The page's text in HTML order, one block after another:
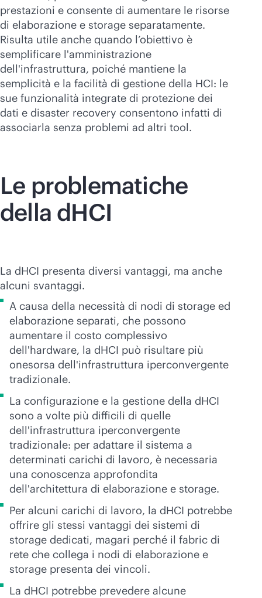
prestazioni e consente di aumentare le risorse
di elaborazione e storage separatamente.
Risulta utile anche quando l’obiettivo è
semplificare l'amministrazione
dell'infrastruttura, poiché mantiene la
semplicità e la facilità di gestione della HCI: le
sue funzionalità integrate di protezione dei
dati e disaster recovery consentono infatti di
associarla senza problemi ad altri tool.
Le problematiche
della dHCI
La dHCI presenta diversi vantaggi, ma anche
alcuni svantaggi.
A causa della necessità di nodi di storage ed
elaborazione separati, che possono
aumentare il costo complessivo
dell'hardware, la dHCI può risultare più
onesorsa dell'infrastruttura iperconvergente
tradizionale.
La configurazione e la gestione della dHCI
sono a volte più difficili di quelle
dell'infrastruttura iperconvergente
tradizionale: per adattare il sistema a
determinati carichi di lavoro, è necessaria
una conoscenza approfondita
dell'architettura di elaborazione e storage.
Per alcuni carichi di lavoro, la dHCI potrebbe
offrire gli stessi vantaggi dei sistemi di
storage dedicati, magari perché il fabric di
rete che collega i nodi di elaborazione e
storage presenta dei vincoli.
La dHCI potrebbe prevedere alcune